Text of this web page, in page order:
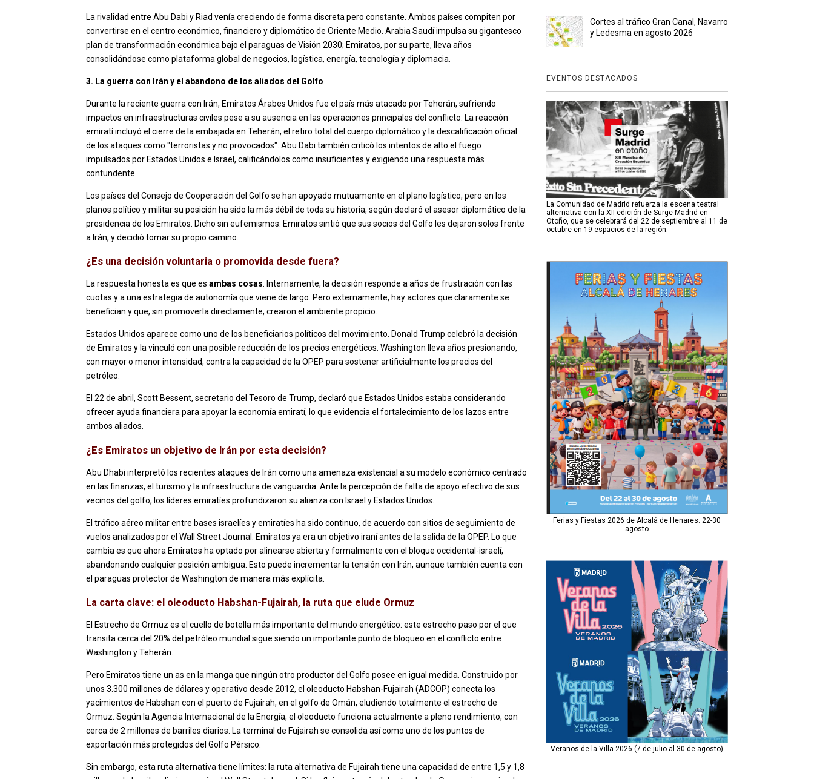
La rivalidad entre Abu Dabi y Riad venía creciendo de forma discreta pero constante. Ambos países compiten por
convertirse en el centro económico, financiero y diplomático de Oriente Medio. Arabia Saudí impulsa su gigantesco
plan de transformación económica bajo el paraguas de Visión 2030; Emiratos, por su parte, lleva años
consolidándose como plataforma global de negocios, logística, energía, tecnología y diplomacia.
3. La guerra con Irán y el abandono de los aliados del Golfo
Durante la reciente guerra con Irán, Emiratos Árabes Unidos fue el país más atacado por Teherán, sufriendo
impactos en infraestructuras civiles pese a su ausencia en las operaciones principales del conflicto. La reacción
emiratí incluyó el cierre de la embajada en Teherán, el retiro total del cuerpo diplomático y la descalificación oficial
de los ataques como "terroristas y no provocados". Abu Dabi también criticó los intentos de alto el fuego
impulsados por Estados Unidos e Israel, calificándolos como insuficientes y exigiendo una respuesta más
contundente.
Los países del Consejo de Cooperación del Golfo se han apoyado mutuamente en el plano logístico, pero en los
planos político y militar su posición ha sido la más débil de toda su historia, según declaró el asesor diplomático de la
presidencia de los Emiratos. Dicho sin eufemismos: Emiratos sintió que sus socios del Golfo les dejaron solos frente
a Irán, y decidió tomar su propio camino.
¿Es una decisión voluntaria o promovida desde fuera?
La respuesta honesta es que es ambas cosas . Internamente, la decisión responde a años de frustración con las
cuotas y a una estrategia de autonomía que viene de largo. Pero externamente, hay actores que claramente se
benefician y que, sin promoverla directamente, crearon el ambiente propicio.
Estados Unidos aparece como uno de los beneficiarios políticos del movimiento. Donald Trump celebró la decisión
de Emiratos y la vinculó con una posible reducción de los precios energéticos. Washington lleva años presionando,
con mayor o menor intensidad, contra la capacidad de la OPEP para sostener artificialmente los precios del
petróleo.
El 22 de abril, Scott Bessent, secretario del Tesoro de Trump, declaró que Estados Unidos estaba considerando
ofrecer ayuda financiera para apoyar la economía emiratí, lo que evidencia el fortalecimiento de los lazos entre
ambos aliados.
¿Es Emiratos un objetivo de Irán por esta decisión?
Abu Dhabi interpretó los recientes ataques de Irán como una amenaza existencial a su modelo económico centrado
en las finanzas, el turismo y la infraestructura de vanguardia. Ante la percepción de falta de apoyo efectivo de sus
vecinos del golfo, los líderes emiratíes profundizaron su alianza con Israel y Estados Unidos.
El tráfico aéreo militar entre bases israelíes y emiratíes ha sido continuo, de acuerdo con sitios de seguimiento de
vuelos analizados por el Wall Street Journal. Emiratos ya era un objetivo iraní antes de la salida de la OPEP. Lo que
cambia es que ahora Emiratos ha optado por alinearse abierta y formalmente con el bloque occidental-israelí,
abandonando cualquier posición ambigua. Esto puede incrementar la tensión con Irán, aunque también cuenta con
el paraguas protector de Washington de manera más explícita.
La carta clave: el oleoducto Habshan-Fujairah, la ruta que elude Ormuz
El Estrecho de Ormuz es el cuello de botella más importante del mundo energético: este estrecho paso por el que
transita cerca del 20% del petróleo mundial sigue siendo un importante punto de bloqueo en el conflicto entre
Washington y Teherán.
Pero Emiratos tiene un as en la manga que ningún otro productor del Golfo posee en igual medida. Construido por
unos 3.300 millones de dólares y operativo desde 2012, el oleoducto Habshan-Fujairah (ADCOP) conecta los
yacimientos de Habshan con el puerto de Fujairah, en el golfo de Omán, eludiendo totalmente el estrecho de
Ormuz. Según la Agencia Internacional de la Energía, el oleoducto funciona actualmente a pleno rendimiento, con
cerca de 2 millones de barriles diarios. La terminal de Fujairah se consolida así como uno de los puntos de
exportación más protegidos del Golfo Pérsico.
Sin embargo, esta ruta alternativa tiene límites: la ruta alternativa de Fujairah tiene una capacidad de entre 1,5 y 1,8
Cortes al tráfico Gran Canal, Navarro
y Ledesma en agosto 2026
EVENTOS DESTACADOS
La Comunidad de Madrid refuerza la escena teatral
alternativa con la XII edición de Surge Madrid en
Otoño, que se celebrará del 22 de septiembre al 11 de
octubre en 19 espacios de la región.
Ferias y Fiestas 2026 de Alcalá de Henares: 22-30
agosto
Veranos de la Villa 2026 (7 de julio al 30 de agosto)